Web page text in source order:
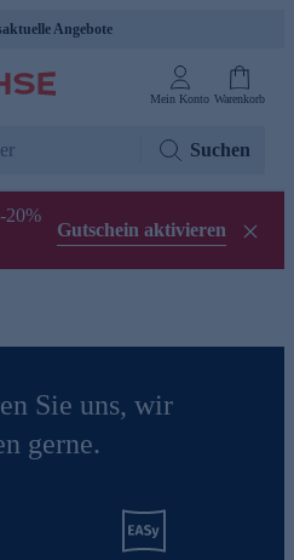
Angebote
Mein Konto Warenkorb
Suchen
20%
Gutschein aktivieren
Sie uns, wir
gerne.